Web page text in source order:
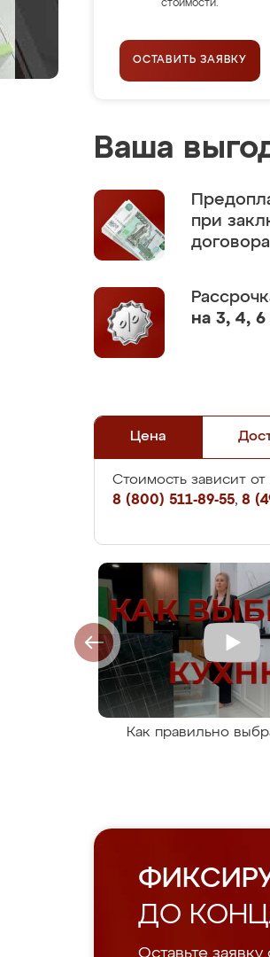
стоимости.
ОСТАВИТЬ ЗАЯВКУ
Ваша
при
договора
на 3, 4,
Цена
Стоимость зависит от
8 (800) 511-89-55, 8
Как правильно
ДО
Оставьте